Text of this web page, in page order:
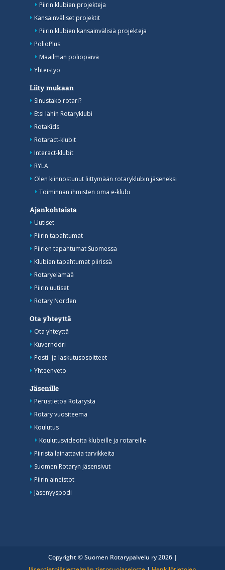
Piirin klubien projekteja
Kansainväliset projektit
Piirin klubien kansainvälisiä projekteja
PolioPlus
Maailman poliopäivä
Yhteistyö
Liity mukaan
Sinustako rotari?
Etsi lähin Rotaryklubi
RotaKids
Rotaract-klubit
Interact-klubit
RYLA
Olen kiinnostunut liittymään rotaryklubin jäseneksi
Toiminnan ihmisten oma e-klubi
Ajankohtaista
Uutiset
Piirin tapahtumat
Piirien tapahtumat Suomessa
Klubien tapahtumat piirissä
Rotaryelämää
Piirin uutiset
Rotary Norden
Ota yhteyttä
Ota yhteyttä
Kuvernööri
Posti- ja laskutusosoitteet
Yhteenveto
Jäsenille
Perustietoa Rotarysta
Rotary vuositeema
Koulutus
Koulutusvideoita klubeille ja rotareille
Piiristä lainattavia tarvikkeita
Suomen Rotaryn jäsensivut
Piirin aineistot
Jäsenyyspodi
Copyright © Suomen Rotarypalvelu ry 2026 |